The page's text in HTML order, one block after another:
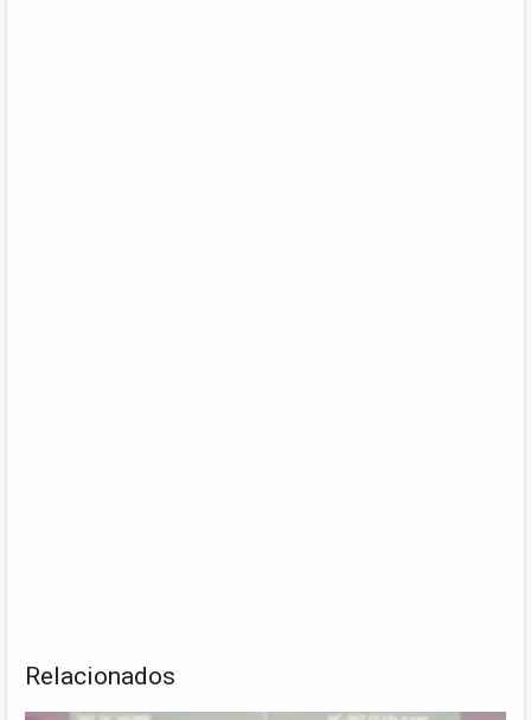
Relacionados